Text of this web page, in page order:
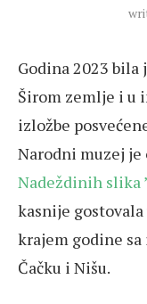
Godina 2023 bila
Širom zemlje i u
izložbe
Narodni muzej
Nadeždinih slika
kasnije
krajem godine
Čačku i Nišu.